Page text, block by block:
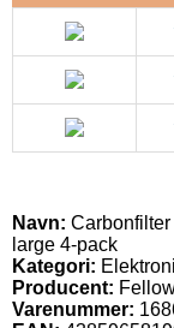
Navn:
large 4-pack
Kategori:
Producent:
Varenummer: